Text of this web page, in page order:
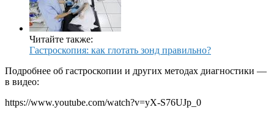
Читайте также:
Гастроскопия: как глотать зонд правильно?
Подробнее об гастроскопии и других методах диагностики —
в видео:
https://www.youtube.com/watch?v=yX-S76UJp_0